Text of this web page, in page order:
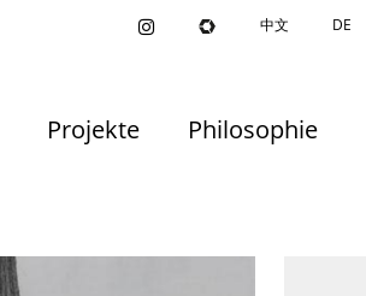
中文 DE
Projekte Philosophie